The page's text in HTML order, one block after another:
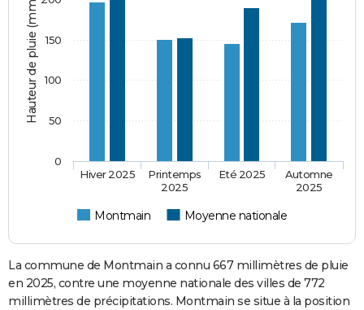
Hauteur de pluie (mm)
Montmain Moyenne nationale
Hiver 2025
Printemps
2025
Eté 2025
Automne
2025
0
50
100
150
La commune de Montmain a connu 667 millimètres de pluie
en 2025, contre une moyenne nationale des villes de 772
millimètres de précipitations. Montmain se situe à la position